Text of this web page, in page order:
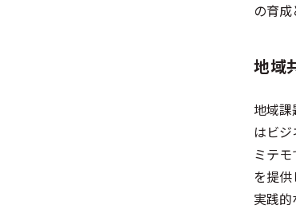
の育成
地域
地域課
はビ
ミテ
を提
実践的